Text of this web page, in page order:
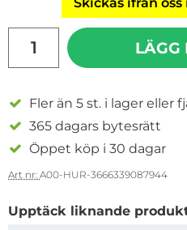
LÄGG
Fler än 5 st. i lager eller
365 dagars bytesrätt
Öppet köp i 30 dagar
Art nr: A00-HUR-3666339087944
Upptäck liknande